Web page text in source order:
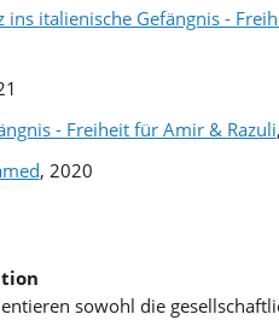
ins italienische Gefängnis -
- Freiheit für Amir & Razuli
, 2020
sowohl die